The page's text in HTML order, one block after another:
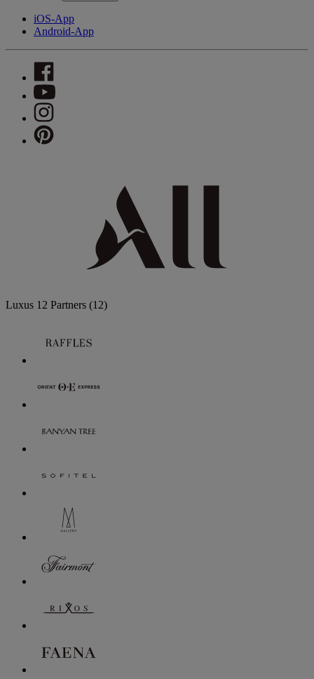
iOS-App
Android-App
Luxus 12 Partners (12)